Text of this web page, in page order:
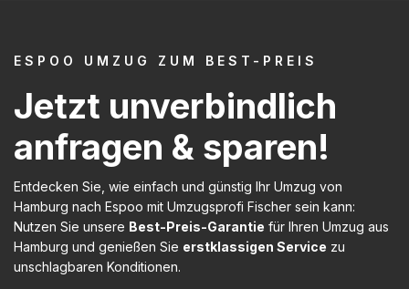
ESPOO UMZUG ZUM BEST-PREIS
Jetzt unverbindlich
anfragen & sparen!
Entdecken Sie, wie einfach und günstig Ihr Umzug von
Hamburg nach Espoo mit Umzugsprofi Fischer sein kann:
Nutzen Sie unsere Best-Preis-Garantie für Ihren Umzug aus
Hamburg und genießen Sie erstklassigen Service zu
unschlagbaren Konditionen.